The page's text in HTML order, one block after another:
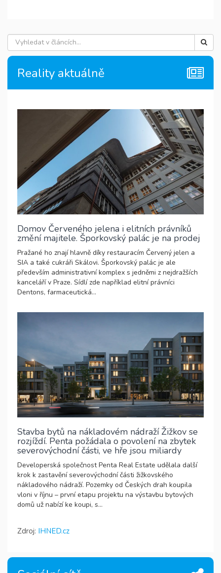
Reality aktuálně
Domov Červeného jelena i elitních právníků
změní majitele. Šporkovský palác je na prodej
Pražané ho znají hlavně díky restauracím Červený jelen a
SIA a také cukráři Skálovi. Šporkovský palác je ale
především administrativní komplex s jedněmi z nejdražších
kanceláří v Praze. Sídlí zde například elitní právníci
Dentons, farmaceutická...
Stavba bytů na nákladovém nádraží Žižkov se
rozjíždí. Penta požádala o povolení na zbytek
severovýchodní části, ve hře jsou miliardy
Developerská společnost Penta Real Estate udělala další
krok k zastavění severovýchodní části žižkovského
nákladového nádraží. Pozemky od Českých drah koupila
vloni v říjnu – první etapu projektu na výstavbu bytových
domů už nabízí ke koupi, s...
Zdroj: IHNED.cz